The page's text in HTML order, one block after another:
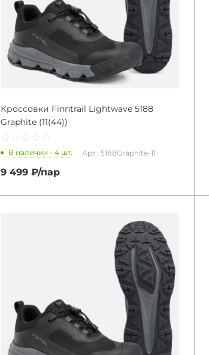
Кроссовки Finntrail Lightwave 5188
Graphite (11(44))
☆ ☆ ☆ ☆ ☆
★ ★ ★ ★ ★
В наличии - 4 шт. Арт.: 5188Graphite-11
9 499 ₽/пар